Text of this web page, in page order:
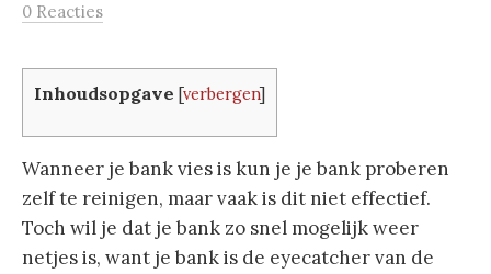
0 Reacties
Inhoudsopgave [verbergen]
Wanneer je bank vies is kun je je bank proberen
zelf te reinigen, maar vaak is dit niet effectief.
Toch wil je dat je bank zo snel mogelijk weer
netjes is, want je bank is de eyecatcher van de